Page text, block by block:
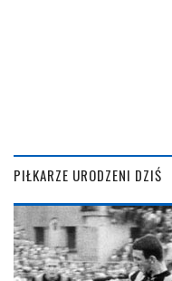
PIŁKARZE URODZENI DZIŚ